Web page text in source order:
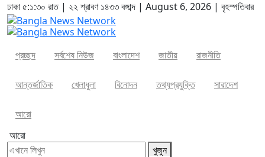
ঢাকা৫:১:৩০ রাত| ২২ শ্রাবণ ১৪৩৩ বঙ্গাব্দ | August 6, 2026 | বৃহস্পতিবার
প্রচ্ছদ সর্বশেষ নিউজ বাংলাদেশ জাতীয় রাজনীতি
আন্তর্জাতিক খেলাধুলা বিনোদন তথ্যপ্রযুক্তি সারাদেশ
আরো
আরো
খুজুন